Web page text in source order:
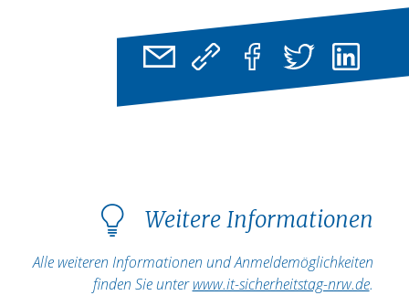
Weitere Informationen
Alle weiteren Informationen und Anmeldemöglichkeiten
finden Sie unterwww.it-sicherheitstag-nrw.de.